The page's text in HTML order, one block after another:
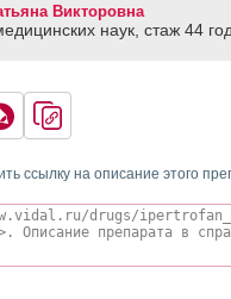
Викторовна
наук, стаж 44
ссылку на описание этого